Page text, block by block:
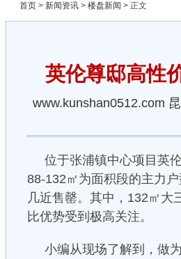
首页 > 新闻资讯 > 楼盘新闻 > 正文
英伦尊邸高性
www.kunshan0512.com
位于张浦镇中心项目英
88-132㎡为面积段的主力
几近售罄。其中，132㎡大
比优势受到极高关注。
小编从现场了解到，做